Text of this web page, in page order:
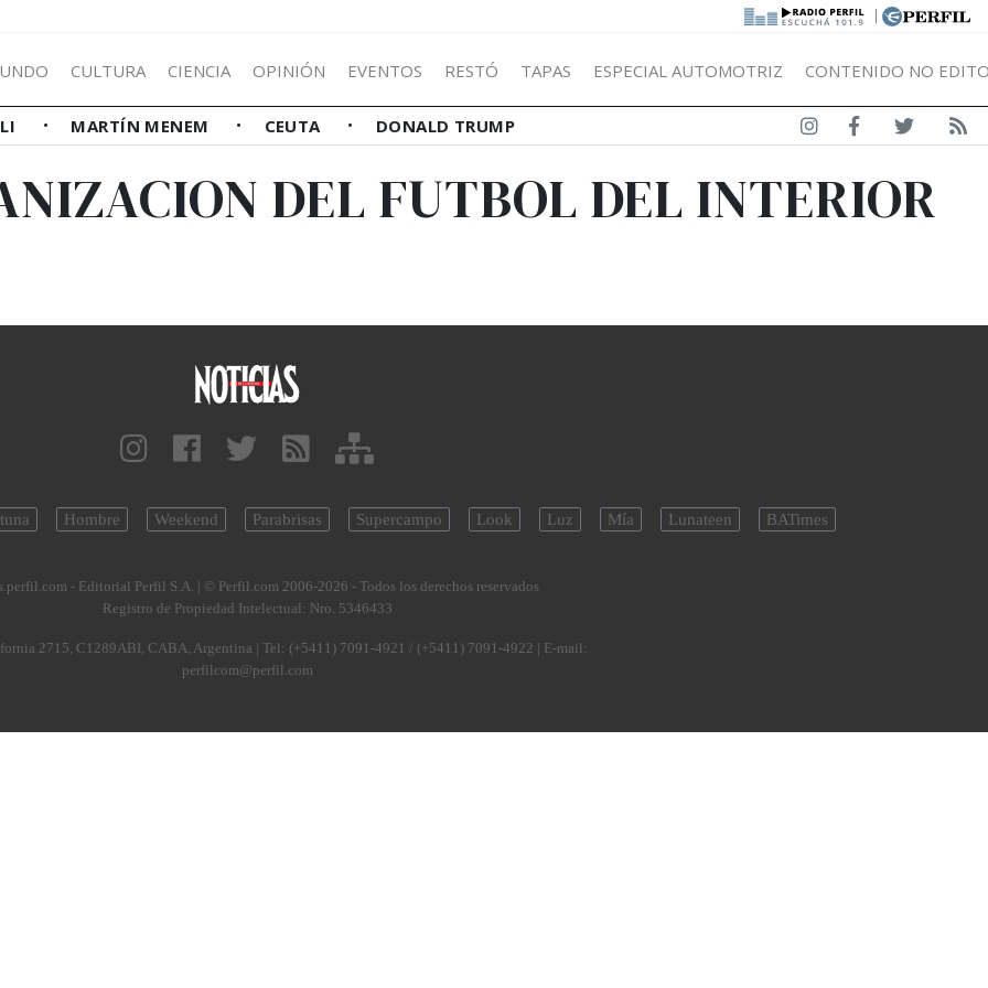
|
CULTURA CIENCIA OPINIÓN EVENTOS RESTÓ TAPAS ESPECIAL AUTOMOTRIZ CONTENIDO NO
MARTÍN MENEM CEUTA DONALD TRUMP
DEL FUTBOL DEL INTERIOR
Hombre Weekend Parabrisas Supercampo Look Luz Mía Lunateen BATimes
- Editorial Perfil S.A. | © Perfil.com 2006-2026 - Todos los derechos reservados
Registro de Propiedad Intelectual: Nro. 5346433
2715, C1289ABI, CABA, Argentina | Tel: (+5411) 7091-4921 / (+5411) 7091-4922 | E-mail:
perfilcom@perfil.com